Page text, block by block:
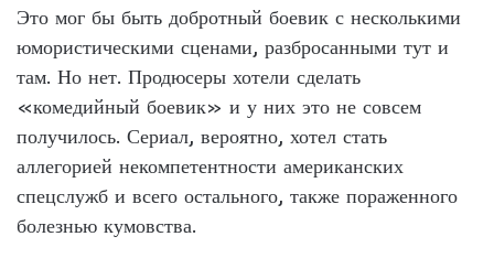
Это мог бы быть добротный боевик с несколькими
юмористическими сценами, разбросанными тут и
там. Но нет. Продюсеры хотели сделать
«комедийный боевик» и у них это не совсем
получилось. Сериал, вероятно, хотел стать
аллегорией некомпетентности американских
спецслужб и всего остального, также пораженного
болезнью кумовства.